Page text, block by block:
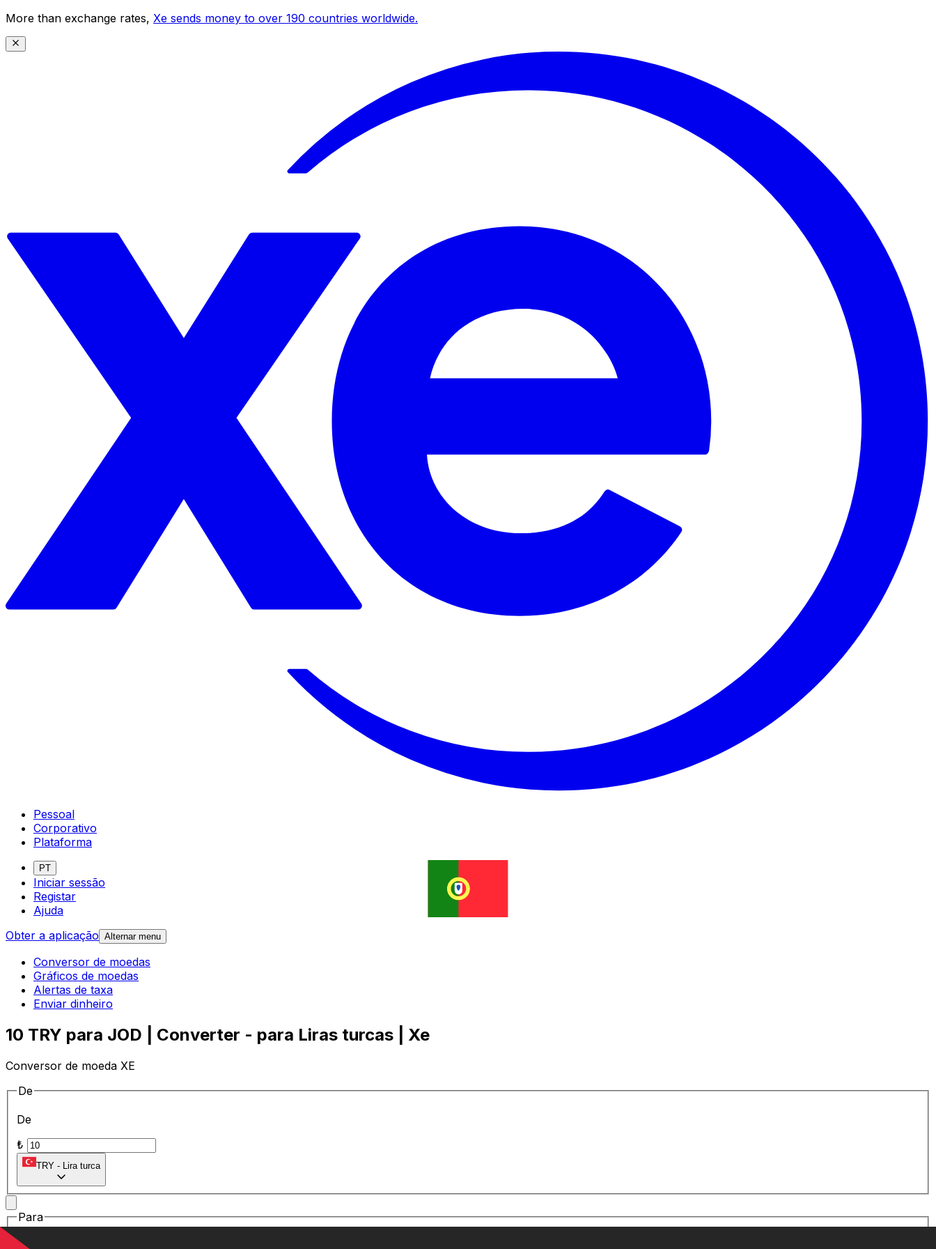
More than exchange rates, Xe sends money to over 190 countries worldwide.
Pessoal
Corporativo
Plataforma
PT
Iniciar sessão
Registar
Ajuda
Obter a aplicação Alternar menu
Conversor de moedas
Gráficos de moedas
Alertas de taxa
Enviar dinheiro
10 TRY para JOD | Converter - para Liras turcas | Xe
Conversor de moeda XE
De
De
₺
TRY - Lira turca
Para